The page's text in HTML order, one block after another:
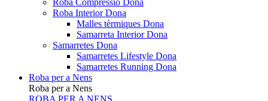
Roba Compressió Dona
Roba Interior Dona
Malles tèrmiques Dona
Samarreta Interior Dona
Samarretes Dona
Samarretes Lifestyle Dona
Samarretes Running Dona
Roba per a Nens
Roba per a Nens
ROBA PER A NENS